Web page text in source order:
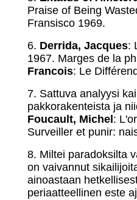
Praise of Being
Fransisco 1969.
6. Derrida, Jacques:
1967. Marges de la
Francois: Le
7. Sattuva analyysi
pakkorakenteista ja
Foucault, Michel :
Surveiller et punir:
8. Miltei paradoksilta
on vaivannut
ainoastaan
periaatteellinen este